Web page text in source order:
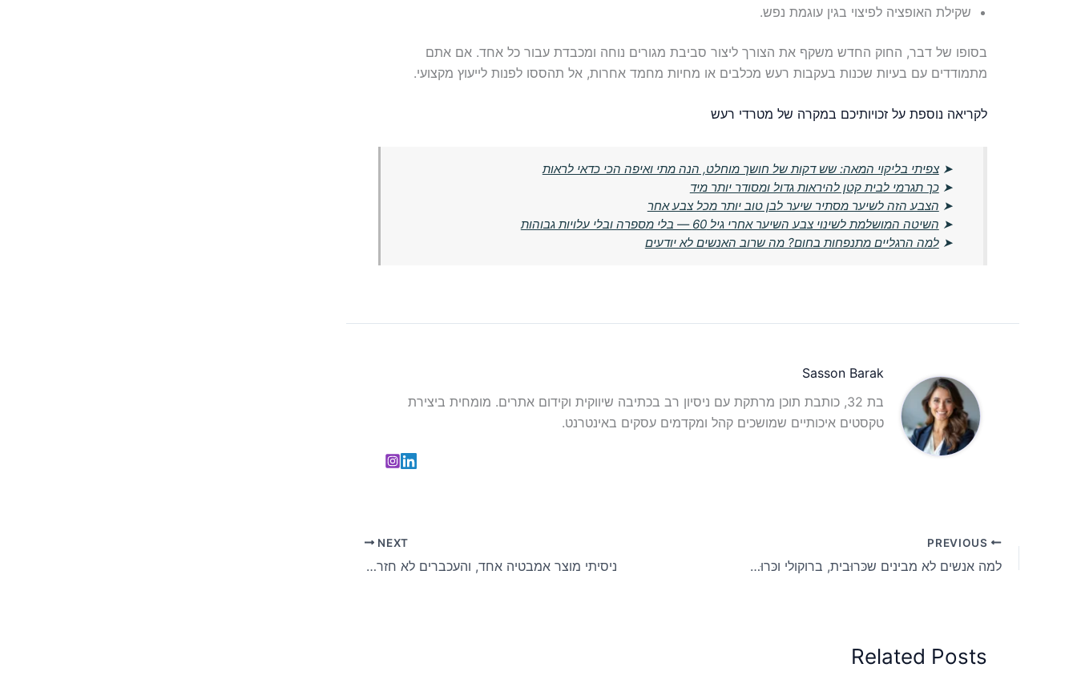
שקילת האופציה לפיצוי בגין עוגמת נפש.
בסופו של דבר, החוק החדש משקף את הצורך ליצור סביבת מגורים נוחה ומכבדת עבור כל אחד. אם אתם
מתמודדים עם בעיות שכנות בעקבות רעש מכלבים או מחיות מחמד אחרות, אל תהססו לפנות לייעוץ מקצועי.
לקריאה נוספת על זכויותיכם במקרה של מטרדי רעש
➤צפיתי בליקוי המאה: שש דקות של חושך מוחלט, הנה מתי ואיפה הכי כדאי לראות
➤כך תגרמי לבית קטן להיראות גדול ומסודר יותר מיד
➤ הצבע הזה לשיער מסתיר שיער לבן טוב יותר מכל צבע אחר
➤ השיטה המושלמת לשינוי צבע השיער אחרי גיל 60 — בלי מספרה ובלי עלויות גבוהות
➤למה הרגליים מתנפחות בחום? מה שרוב האנשים לא יודעים
Sasson Barak
בת 32, כותבת תוכן מרתקת עם ניסיון רב בכתיבה שיווקית וקידום אתרים. מומחית ביצירת
טקסטים איכותיים שמושכים קהל ומקדמים עסקים באינטרנט.
למה אנשים לא מבינים שכּרוּבית, ברוקולי וכּרוּב הם אותו צמח בדיוק
NEXT
ניסיתי מוצר אמבטיה אחד, והעכברים לא חזרו לגינה כל החורף
Related Posts